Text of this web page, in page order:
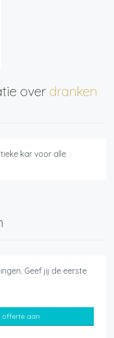
over dranken
kar voor alle
Geef jij de eerste
offerte aan